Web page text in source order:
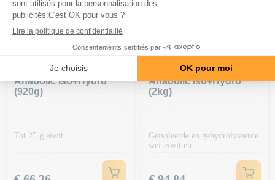
SCITEC NUTRITION
Anabolic Iso+hydro
(920g)
Tot 25 g eiwit
SCITEC NUTRITION
Anabolic Iso+hydro
(2kg)
Geïsoleerde en gehydrolyseerde
wei-eiwitten